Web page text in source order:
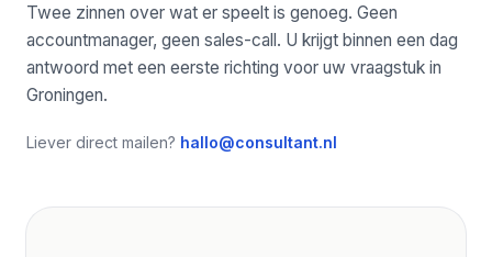
Twee zinnen over wat er speelt is genoeg. Geen
accountmanager, geen sales-call. U krijgt binnen een dag
antwoord met een eerste richting voor uw vraagstuk in
Groningen.
Liever direct mailen? hallo@consultant.nl